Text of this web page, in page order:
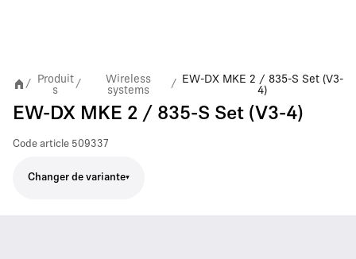
/
Produit
s
/
Wireless
systems
/
EW-DX MKE 2 / 835-S Set (V3-
4)
EW-DX MKE 2 / 835-S Set (V3-4)
Code article 509337
Changer de variante